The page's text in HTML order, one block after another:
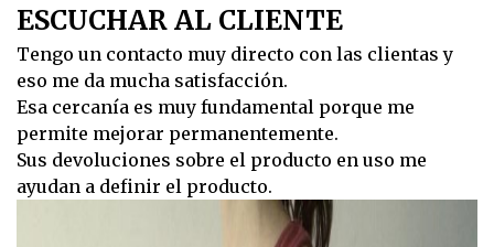
ESCUCHAR AL CLIENTE
Tengo un contacto muy directo con las clientas y
eso me da mucha satisfacción.
Esa cercanía es muy fundamental porque me
permite mejorar permanentemente.
Sus devoluciones sobre el producto en uso me
ayudan a definir el producto.